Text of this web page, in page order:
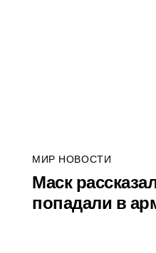
МИР НОВОСТИ
Маск
попадали в